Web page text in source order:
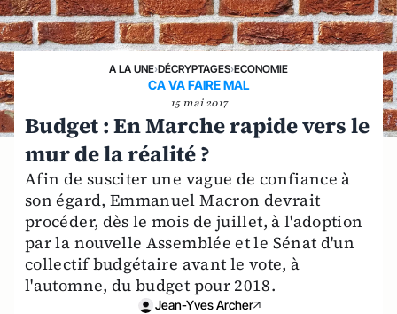
A LA UNE›DÉCRYPTAGES›ECONOMIE
CA VA FAIRE MAL
15 mai 2017
Budget : En Marche rapide vers le
mur de la réalité ?
Afin de susciter une vague de confiance à
son égard, Emmanuel Macron devrait
procéder, dès le mois de juillet, à l'adoption
par la nouvelle Assemblée et le Sénat d'un
collectif budgétaire avant le vote, à
l'automne, du budget pour 2018.
Jean-Yves Archer